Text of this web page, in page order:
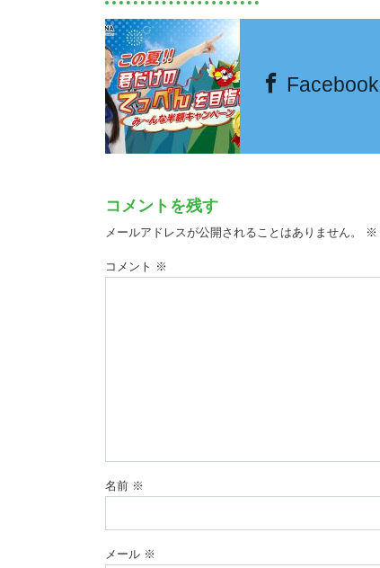
Facebook
コメントを残す
メールアドレスが公開されることはありません。 ※
コメント ※
名前 ※
メール ※